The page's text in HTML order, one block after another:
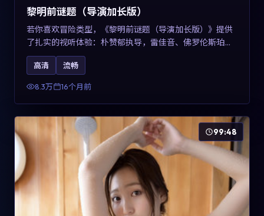
黎明前谜题（导演加长版）
若你喜欢冒险类型，《黎明前谜题（导演加长版）》提供
了扎实的视听体验：朴赞郁执导，雷佳音、佛罗伦斯·珀与
章子怡共同演绎。影片2025年于美国上映，内容在有限空
间内完成高密度的戏剧冲突，关键词包含高清流畅、人物
关系与情节反转，适合检索「2025冒险」「美国电影」的
高清 流畅
8.3万 16个月前
99:48